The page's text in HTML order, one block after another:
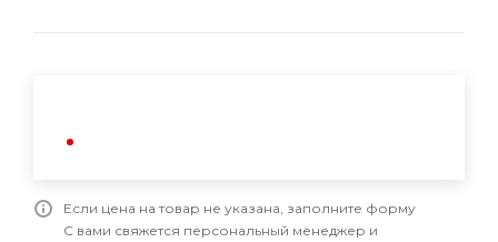
Если цена на товар не указана, заполните форму
С вами свяжется персональный менеджер и